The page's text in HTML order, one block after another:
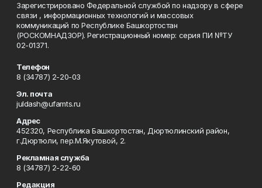
Зарегистрировано Федеральной службой по надзору в сфере
связи , информационных технологий и массовых
коммуникаций по Республике Башкортостан
(РОСКОМНАДЗОР). Регистрационный номер: серия ПИ №ТУ
02-01371.
Телефон
8 (34787) 2-20-03
Эл. почта
juldash@ufamts.ru
Адрес
452320, Республика Башкортостан, Дюртюлинский район,
г.Дюртюли, пер.М.Якутовой, 2.
Рекламная служба
8 (34787) 2-22-60
Редакция